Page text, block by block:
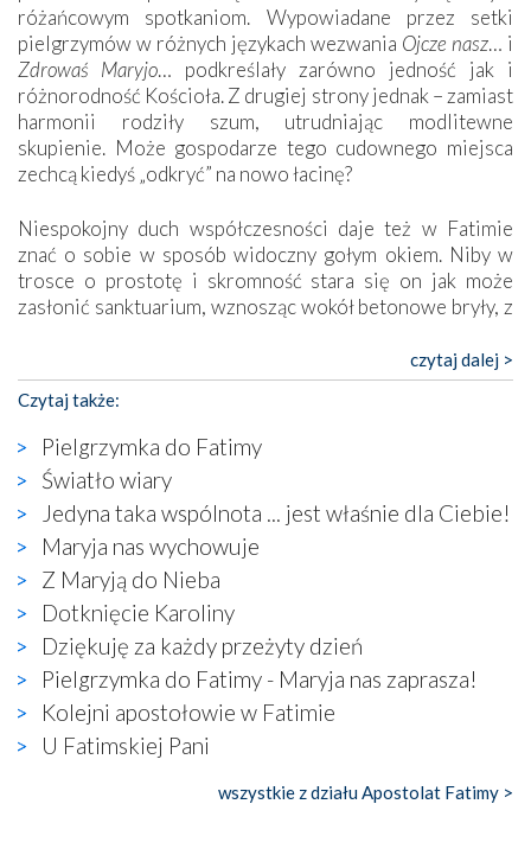
różańcowym spotkaniom. Wypowiadane przez setki
pielgrzymów w różnych językach wezwania Ojcze nasz… i
Zdrowaś Maryjo… podkreślały zarówno jedność jak i
różnorodność Kościoła. Z drugiej strony jednak – zamiast
harmonii rodziły szum, utrudniając modlitewne
skupienie. Może gospodarze tego cudownego miejsca
zechcą kiedyś „odkryć” na nowo łacinę?
Niespokojny duch współczesności daje też w Fatimie
znać o sobie w sposób widoczny gołym okiem. Niby w
trosce o prostotę i skromność stara się on jak może
zasłonić sanktuarium, wznosząc wokół betonowe bryły, z
katolickiego kultu. Tylko co wspólnego z żywą,
autentyczną wiarą mogą mieć płaskie, szare bunkry albo
kaplice, w których Tabernakulum przypomina bardziej
skrzynkę na narzędzia? Albo co powiedzieć o ustawionym
tuż przy nowej bazylice wielkim krzyżu, na którym
zamiast Chrystusa umieszczono dziwaczną postać jakby
wyjętą ze starożytnych hieroglifów? W kulturowym
kontekście naszych czasów to raczej karykatura niż godny
wizerunek Zbawiciela…
Zatem nawet w bezpośrednim otoczeniu sanktuarium
naocznie przekonaliśmy się, że wewnątrz Kościoła toczy
się ogromna walka o kształt katolicyzmu i o serca
wierzących. Do czego to zmaganie może prowadzić,
widzieliśmy w urokliwym, niewielkim mieście Obidos,
gdzie w miejscu dawnego kościoła działa dzisiaj…
księgarnia.
Nasze pielgrzymkowe wyprawy, których celem były
czytaj dalej >
Czytaj także:
Pielgrzymka do Fatimy
Światło wiary
Jedyna taka wspólnota ... jest właśnie dla Ciebie!
Maryja nas wychowuje
Z Maryją do Nieba
Dotknięcie Karoliny
Dziękuję za każdy przeżyty dzień
Pielgrzymka do Fatimy - Maryja nas zaprasza!
Kolejni apostołowie w Fatimie
U Fatimskiej Pani
wszystkie z działu Apostolat Fatimy >